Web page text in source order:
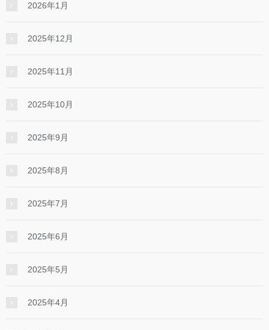
2026年1月
2025年12月
2025年11月
2025年10月
2025年9月
2025年8月
2025年7月
2025年6月
2025年5月
2025年4月